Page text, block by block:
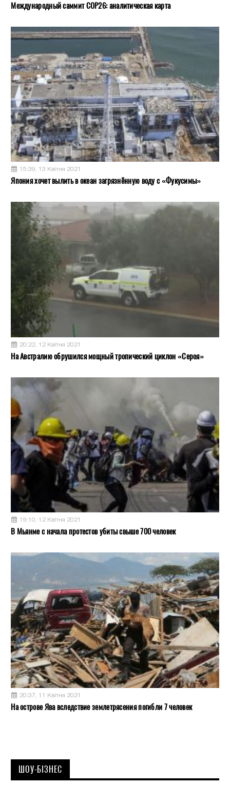
Международный саммит COP26: аналитическая карта
15:39, 13 Квітня 2021
Япония хочет вылить в океан загрязнённую воду с «Фукусимы»
20:22, 12 Квітня 2021
На Австралию обрушился мощный тропический циклон «Сероя»
19:10, 12 Квітня 2021
В Мьянме с начала протестов убиты свыше 700 человек
20:37, 11 Квітня 2021
На острове Ява вследствие землетрясения погибли 7 человек
ШОУ-БІЗНЕС